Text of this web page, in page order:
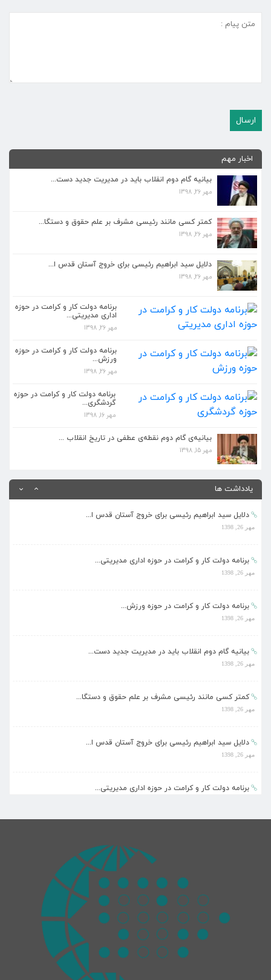
اخبار مهم
بیانیه گام دوم انقلاب باید در مدیریت جدید دست...
مهر 26, 1398
کمتر کسی مانند رئیسی مشرف بر علم حقوق و دستگا...
مهر 26, 1398
دلایل سید ابراهیم رئیسی برای خروج آستان قدس ا...
مهر 26, 1398
برنامه دولت کار و کرامت در حوزه
اداری مدیریتی...
مهر 26, 1398
برنامه دولت کار و کرامت در حوزه
ورزش...
مهر 26, 1398
برنامه دولت کار و کرامت در حوزه
گردشگری...
مهر 16, 1398
بیانیه‌ی گام دوم نقطه‌ی عطفی در تاریخ انقلاب ...
مهر 15, 1398
یادداشت ها
کمتر کسی مانند رئیسی مشرف بر علم حقوق و دستگا...
مهر 26, 1398
دلایل سید ابراهیم رئیسی برای خروج آستان قدس ا...
مهر 26, 1398
برنامه دولت کار و کرامت در حوزه اداری مدیریتی...
برنامه دولت کار و کرامت در حوزه ورزش...
مهر 26, 1398
بیانیه گام دوم انقلاب باید در مدیریت جدید دست...
مهر 26, 1398
کمتر کسی مانند رئیسی مشرف بر علم حقوق و دستگا...
مهر 26, 1398
دلایل سید ابراهیم رئیسی برای خروج آستان قدس ا...
مهر 26, 1398